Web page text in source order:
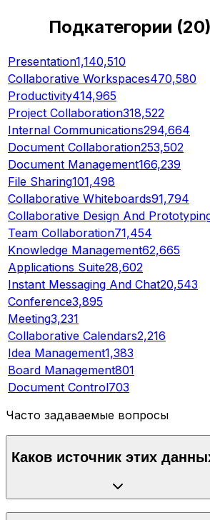
Подкатегории (20)
Presentation1,140,510
Collaborative Workspaces470,580
Productivity414,965
Project Collaboration318,522
Internal Communications294,664
Document Collaboration253,502
Document Management166,239
File Sharing101,498
Collaborative Whiteboards91,794
Collaborative Design And
Team Collaboration71,454
Knowledge Management62,665
Applications Suite28,602
Instant Messaging And Chat20,543
Conference3,895
Meeting3,231
Collaborative Calendars2,216
Idea Management1,383
Board Management801
Document Control703
Часто задаваемые вопросы
Каков источник этих